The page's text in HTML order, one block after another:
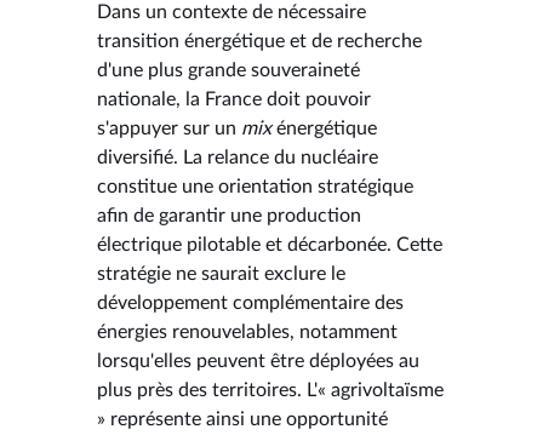
Dans un contexte de nécessaire
transition énergétique et de recherche
d'une plus grande souveraineté
nationale, la France doit pouvoir
s'appuyer sur un mixénergétique
diversifié. La relance du nucléaire
constitue une orientation stratégique
afin de garantir une production
électrique pilotable et décarbonée. Cette
stratégie ne saurait exclure le
développement complémentaire des
énergies renouvelables, notamment
lorsqu'elles peuvent être déployées au
plus près des territoires. L'« agrivoltaïsme
» représente ainsi une opportunité